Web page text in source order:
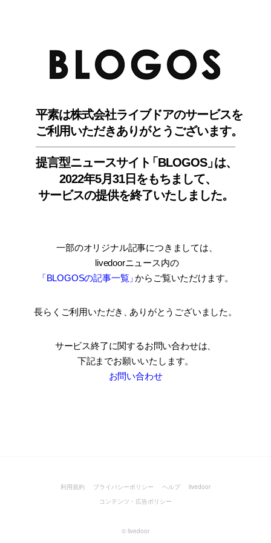
平素は株式会社ライブドアのサービスを
ご利用いただきありがとうございます。
提言型ニュースサイ ト「BLOGOS」は、
2022年5月31日をもちまして、
サービスの提供を終了いたしました。
一部のオリジナル記事につきましては
livedoorニュース内の
「BLOGOSの記事一覧」からご覧いただけます。
長らくご利用いただき ありがとうございました。
サービス終了に関するお問い合わせは、
下記までお願いいたします。
お問い合わせ
利用規約 プライバシーポリシー ヘルプ
livedoor
コンテンツ・広告ポリシー
© livedoor